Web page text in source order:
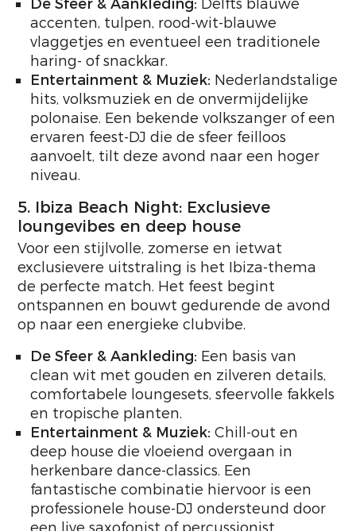
De Sfeer & Aankleding: Delfts blauwe
accenten, tulpen, rood-wit-blauwe
vlaggetjes en eventueel een traditionele
haring- of snackkar.
Entertainment & Muziek: Nederlandstalige
hits, volksmuziek en de onvermijdelijke
polonaise. Een bekende volkszanger of een
ervaren feest-DJ die de sfeer feilloos
aanvoelt, tilt deze avond naar een hoger
niveau.
5. Ibiza Beach Night: Exclusieve
loungevibes en deep house
Voor een stijlvolle, zomerse en ietwat
exclusievere uitstraling is het Ibiza-thema
de perfecte match. Het feest begint
ontspannen en bouwt gedurende de avond
op naar een energieke clubvibe.
De Sfeer & Aankleding: Een basis van
clean wit met gouden en zilveren details,
comfortabele loungesets, sfeervolle fakkels
en tropische planten.
Entertainment & Muziek: Chill-out en
deep house die vloeiend overgaan in
herkenbare dance-classics. Een
fantastische combinatie hiervoor is een
professionele house-DJ ondersteund door